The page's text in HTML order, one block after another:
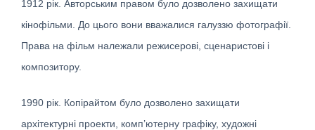
1912 рік. Авторським правом було дозволено захищати
кінофільми. До цього вони вважалися галуззю фотографії.
Права на фільм належали режисерові, сценаристові і
композитору.
1990 рік. Копірайтом було дозволено захищати
архітектурні проекти, комп’ютерну графіку, художні